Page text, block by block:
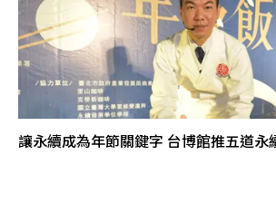
讓永續成為年節關鍵字 台博館推五道永